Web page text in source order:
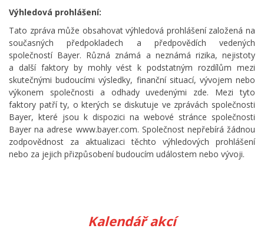
Výhledová prohlášení:
Tato zpráva může obsahovat výhledová prohlášení založená na
současných předpokladech a předpovědích vedených
společností Bayer. Různá známá a neznámá rizika, nejistoty
a další faktory by mohly vést k podstatným rozdílům mezi
skutečnými budoucími výsledky, finanční situací, vývojem nebo
výkonem společnosti a odhady uvedenými zde. Mezi tyto
faktory patří ty, o kterých se diskutuje ve zprávách společnosti
Bayer, které jsou k dispozici na webové stránce společnosti
Bayer na adrese www.bayer.com. Společnost nepřebírá žádnou
zodpovědnost za aktualizaci těchto výhledových prohlášení
nebo za jejich přizpůsobení budoucím událostem nebo vývoji.
Kalendář akcí